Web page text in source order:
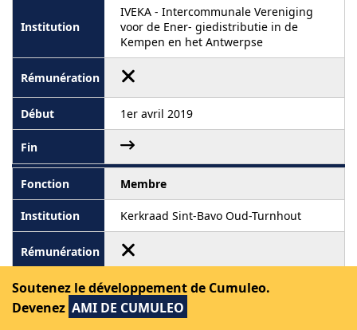
IVEKA - Intercommunale Vereniging
voor de Ener- giedistributie in de
Kempen en het Antwerpse
1er avril 2019
Membre
Kerkraad Sint-Bavo Oud-Turnhout
Soutenez le développement de Cumuleo.
Devenez AMI DE CUMULEO